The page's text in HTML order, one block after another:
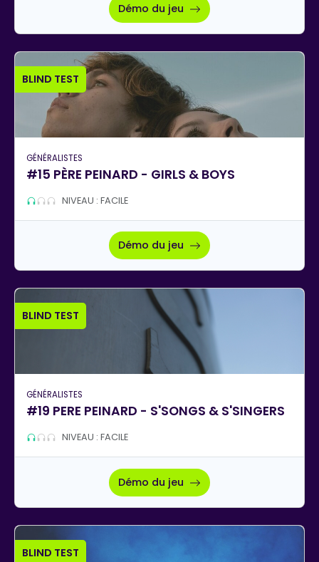
Démo du jeu
BLIND TEST
GÉNÉRALISTES
#15 PÈRE PEINARD - GIRLS & BOYS
NIVEAU : FACILE
Démo du jeu
BLIND TEST
GÉNÉRALISTES
#19 PERE PEINARD - S'SONGS & S'SINGERS
NIVEAU : FACILE
Démo du jeu
BLIND TEST